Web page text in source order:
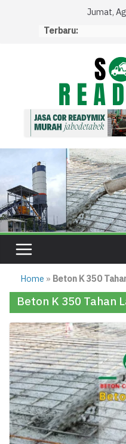
Jumat,
Terbaru:
Home » Beton K 350
Beton K 350 Tahan